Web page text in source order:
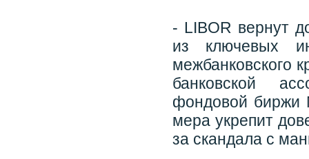
- LIBOR вернут
из ключевых
межбанковского
банковской
фондовой биржи
мера укрепит
за скандала с